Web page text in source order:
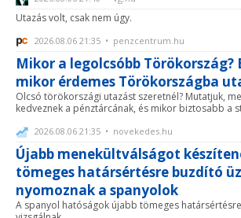
Utazás volt, csak nem úgy.
2026.08.06 21:35 • penzcentrum.hu
Mikor a legolcsóbb Törökország?
mikor érdemes Törökországba
Olcsó törökországi utazást szeretnél? Mutatjuk,
kedveznek a pénztárcának, és mikor biztosabb a
2026.08.06 21:35 • novekedes.hu
Újabb menekültválságot
tömeges határsértésre buzdító
nyomoznak a spanyolok
A spanyol hatóságok újabb tömeges